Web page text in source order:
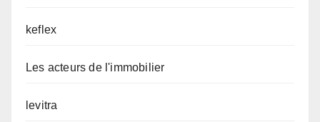
keflex
Les acteurs de l'immobilier
levitra